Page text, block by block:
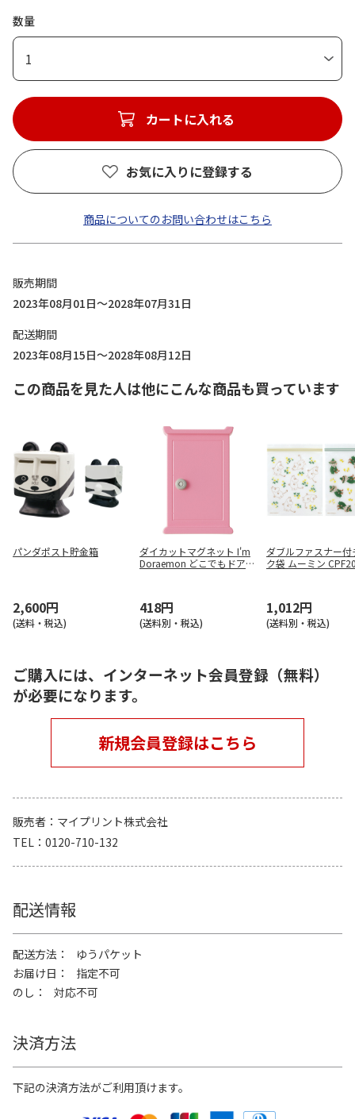
数量
1
カートに入れる
お気に入りに登録する
商品についてのお問い合わせはこちら
販売期間
2023年08月01日～2028年07月31日
配送期間
2023年08月15日～2028年08月12日
この商品を見た人は他にこんな商品も買っています
パンダポスト貯金箱
2,600円
(送料・税込)
ダイカットマグネット I'm
Doraemon どこでもドア
418円
(送料別・税込)
ダブルファスナー付
ク袋 ムーミン
1,012円
(送料別・税込)
ご購入には、インターネット会員登録（無料）
が必要になります。
新規会員登録はこちら
販売者
マイプリント株式会社
TEL
0120-710-132
配送情報
配送方法
ゆうパケット
お届け日
指定不可
のし
対応不可
決済方法
下記の決済方法がご利用頂けます。